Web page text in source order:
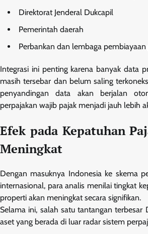
Direktorat Jenderal Dukcapil
Pemerintah daerah
Perbankan dan lembaga
Integrasi ini penting karena banyak data
masih tersebar dan belum saling
penyandingan data akan berjalan
perpajakan wajib pajak menjadi jauh lebih
Efek pada Kepatuhan
Meningkat
Dengan masuknya Indonesia ke skema
internasional, para analis menilai tingkat
properti akan meningkat secara signifikan.
Selama ini, salah satu tantangan terbesar
aset yang berada di luar radar sistem